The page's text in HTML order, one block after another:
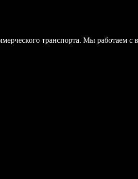
транспорта. Мы работаем